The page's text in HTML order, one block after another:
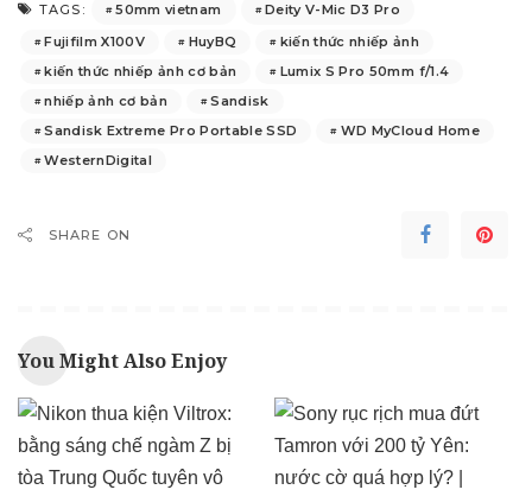
TAGS: 50mm vietnam
Deity V-Mic D3 Pro
Fujifilm X100V
HuyBQ
kiến thức nhiếp ảnh
kiến thức nhiếp ảnh cơ bản
Lumix S Pro 50mm f/1.4
nhiếp ảnh cơ bản
Sandisk
Sandisk Extreme Pro Portable SSD
WD MyCloud Home
WesternDigital
SHARE ON
You Might Also Enjoy